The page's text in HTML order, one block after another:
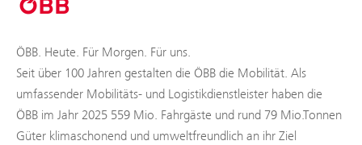
ÖBB. Heute. Für Morgen. Für uns.
Seit über 100 Jahren gestalten die ÖBB die Mobilität. Als
umfassender Mobilitäts- und Logistikdienstleister haben die
ÖBB im Jahr 2025 559 Mio. Fahrgäste und rund 79 Mio.Tonnen
Güter klimaschonend und umweltfreundlich an ihr Ziel